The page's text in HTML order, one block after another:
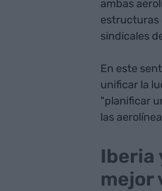
ambas
estructuras
sindicales
En este
unificar la
"planificar
las
Iberia
mejor